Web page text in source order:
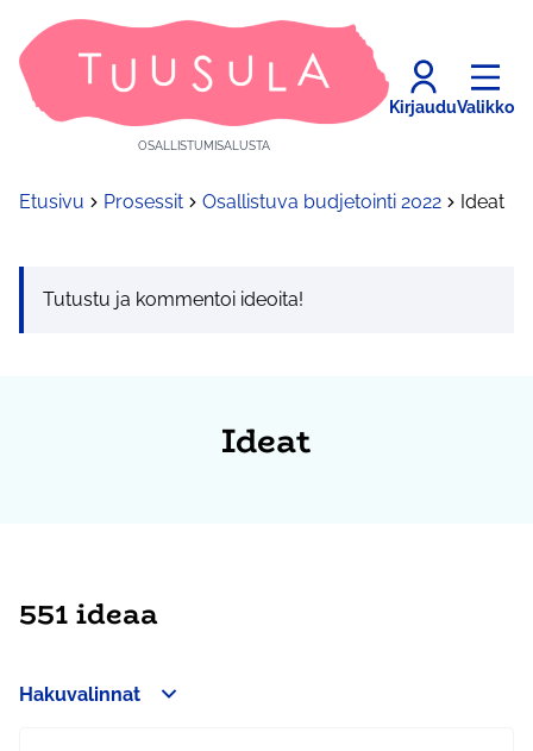
OSALLISTUMISALUSTA
KirjauduValikko
Etusivu Prosessit Osallistuva budjetointi 2022 Ideat
Tutustu ja kommentoi ideoita!
Ideat
551 ideaa
Hakuvalinnat